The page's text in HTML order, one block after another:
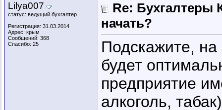
Lilya007
статус: ведущий бухгалтер
Регистрация: 31.03.2014
Адрес: крым
Сообщений: 368
Спасибо: 25
Re: Бухгалтеры
начать?
Подскажите, на
будет
предприятие
алкоголь,